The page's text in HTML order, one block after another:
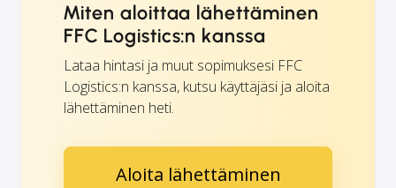
Miten aloittaa lähettäminen
FFC Logistics:n kanssa
Lataa hintasi ja muut sopimuksesi FFC
Logistics:n kanssa, kutsu käyttäjäsi ja aloita
lähettäminen heti.
Aloita lähettäminen